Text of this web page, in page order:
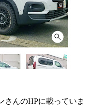
さんのHPに載ってい